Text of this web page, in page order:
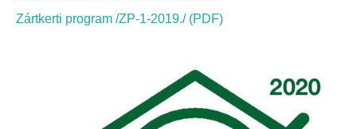
Dokumentumok
Zártkerti program /ZP-1-2019./ (PDF)